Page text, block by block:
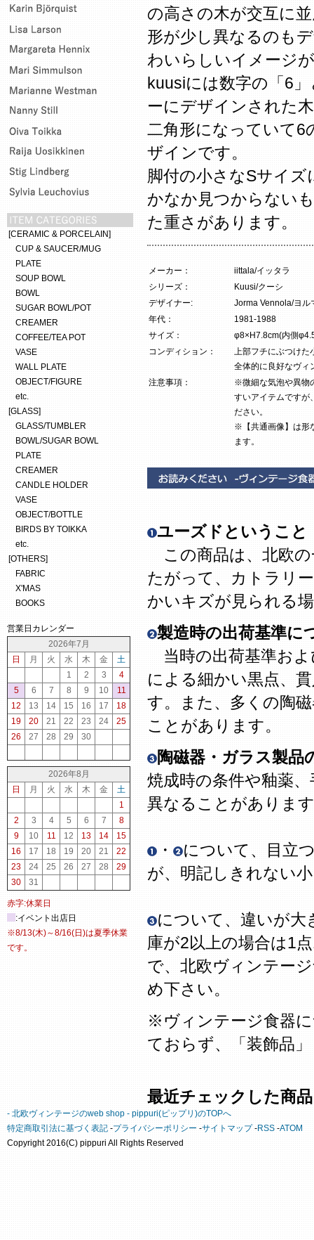
の高さの木が交互に
形が少し異なるのも
わいらしいイメージ
kuusiには数字の「6
ーにデザインされた
二角形になっていて6
ザインです。
脚付の小さなSサイ
かなか見つからない
た重さがあります。
メーカー：
iittala/イッタラ
シリーズ：
Kuusi/クーシ
デザイナー:
Jorma Vennola/ヨル
年代：
1981-1988
サイズ：
φ8×H7.8cm(内側
コンディション：
上部フチにぶつけ
全体的に良好なヴィ
注意事項：
※微細な気泡や異物
すいアイテムですが
ださい。
※【共通画像】は形
ます。
ユーズドということ
この商品は、北欧の
たがって、カトラリ
かいキズが見られる
製造時の出荷基準に
当時の出荷基準およ
による細かい黒点、
す。また、多くの陶
ことがあります。
陶磁器・ガラス製品
焼成時の条件や釉薬
異なることがありま
・
について、目立
が、明記しきれない
について、違いが
庫が2以上の場合は1
で、北欧ヴィンテー
め下さい。
※ヴィンテージ食器
ておらず、「装飾品
最近チェックした商品
[CERAMIC & PORCELAIN]
CUP & SAUCER/MUG
PLATE
SOUP BOWL
BOWL
SUGAR BOWL/POT
CREAMER
COFFEE/TEA POT
VASE
WALL PLATE
OBJECT/FIGURE
etc.
[GLASS]
GLASS/TUMBLER
BOWL/SUGAR BOWL
PLATE
CREAMER
CANDLE HOLDER
VASE
OBJECT/BOTTLE
BIRDS BY TOIKKA
etc.
[OTHERS]
FABRIC
X'MAS
BOOKS
営業日カレンダー
2026年7月
日
月 火 水 木 金
土
1
2 3
4
5
6 7 8 9 10
11
12
13 14 15 16 17
18
19
20 21 22 23 24
25
26
27 28 29 30
2026年8月
日
月 火 水 木 金
土
1
2
3 4 5 6 7
8
9
10 11 12 13 14
15
16
17 18 19 20 21
22
23
24 25 26 27 28
29
30
31
赤字:休業日
:イベント出店日
※8/13(木)～8/16(日)は夏季休業
です。
- 北欧ヴィンテージのweb shop - pippuri(ピップリ)のTOPへ
特定商取引法に基づく表記 -プライバシーポリシー -サイトマップ-RSS -ATOM
Copyright 2016(C) pippuri All Rights Reserved